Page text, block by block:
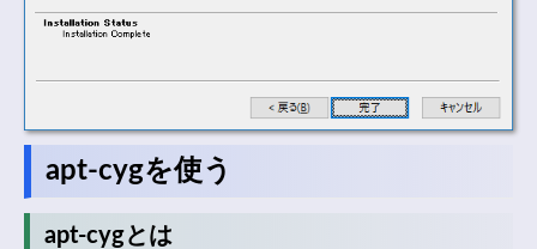
apt-cygを使う
apt-cygとは